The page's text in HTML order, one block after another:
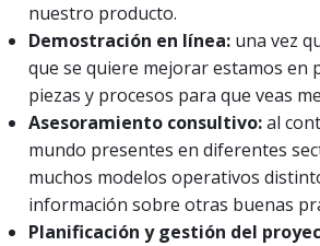
nuestro producto.
Demostración en línea: una vez
que se quiere mejorar estamos en
piezas y procesos para que veas
Asesoramiento consultivo:al
mundo presentes en diferentes
muchos modelos operativos
información sobre otras buenas
Planificación y gestión del